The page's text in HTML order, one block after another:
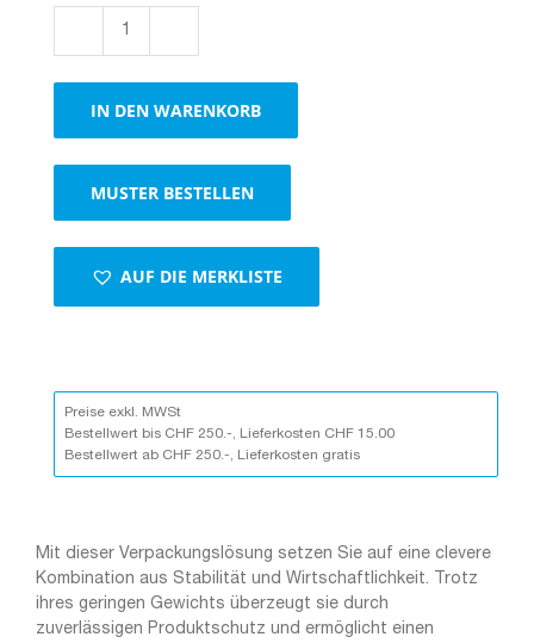
1
Flasche
Menge
IN DEN WARENKORB
MUSTER BESTELLEN
AUF DIE MERKLISTE
Preise exkl. MWSt
Bestellwert bis CHF 250.-, Lieferkosten CHF 15.00
Bestellwert ab CHF 250.-, Lieferkosten gratis
Mit dieser Verpackungslösung setzen Sie auf eine clevere
Kombination aus Stabilität und Wirtschaftlichkeit. Trotz
ihres geringen Gewichts überzeugt sie durch
zuverlässigen Produktschutz und ermöglicht einen